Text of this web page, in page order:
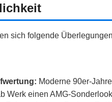
sich folgende
Moderne
Werk einen